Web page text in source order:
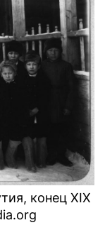
конец XIX